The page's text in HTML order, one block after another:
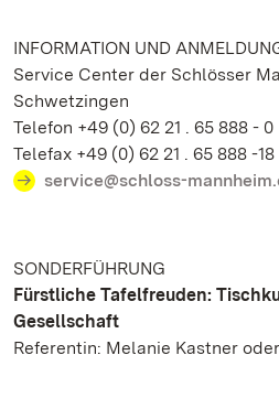
INFORMATION UND
Service Center der Schlösser
Schwetzingen
Telefon +49 (0) 62 21 . 65 888 - 0
Telefax +49 (0) 62 21 . 65 888 -18
service@schloss-
SONDERFÜHRUNG
Fürstliche Tafelfreuden:
Gesellschaft
Referentin: Melanie Kastner